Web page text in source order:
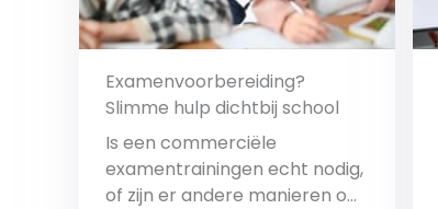
Examenvoorbereiding?
Slimme hulp dichtbij school
Is een commerciële
examentrainingen echt nodig,
of zijn er andere manieren om